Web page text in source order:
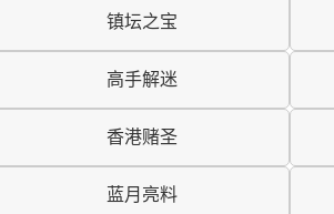
镇坛之宝
高手解迷
香港赌圣
蓝月亮料